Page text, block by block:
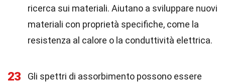
ricerca sui materiali. Aiutano a sviluppare nuovi
materiali con proprietà specifiche, come la
resistenza al calore o la conduttività elettrica.
23
Gli spettri di assorbimento possono essere